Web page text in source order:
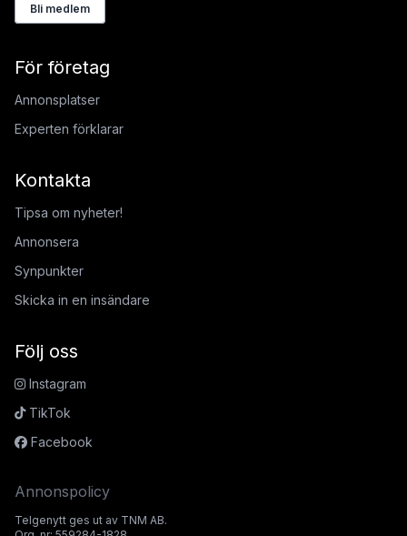
Bli medlem
För företag
Annonsplatser
Experten förklarar
Kontakta
Tipsa om nyheter!
Annonsera
Synpunkter
Skicka in en insändare
Följ oss
Instagram
TikTok
Facebook
Annonspolicy
Telgenytt ges ut av TNM AB.